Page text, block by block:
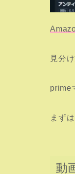
見分
prime
まず
動